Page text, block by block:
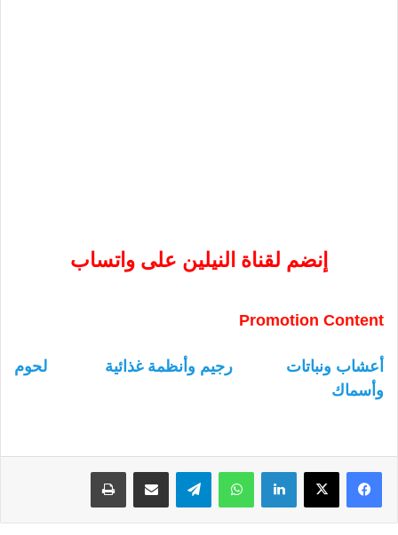
إنضم لقناة النيلين على واتساب
Promotion Content
أعشاب ونباتات رجيم وأنظمة غذائية
لحوم
وأسماك
لينكدإن واتساب